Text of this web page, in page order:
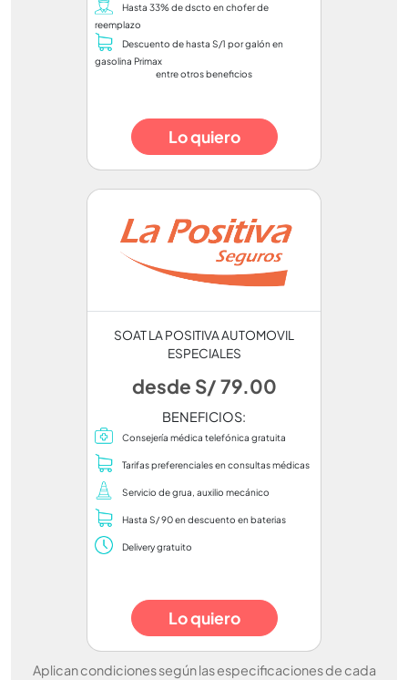
Hasta 33% de dscto en chofer de
reemplazo
Descuento de hasta S/1 por galón en
gasolina Primax
entre otros beneficios
Lo quiero
SOAT LA POSITIVA AUTOMOVIL
ESPECIALES
desde S/ 79.00
BENEFICIOS:
Consejería médica telefónica gratuita
Tarifas preferenciales en consultas médicas
Servicio de grua, auxilio mecánico
Hasta S/ 90 en descuento en baterias
Delivery gratuito
Lo quiero
Aplican condiciones según las especificaciones de cada